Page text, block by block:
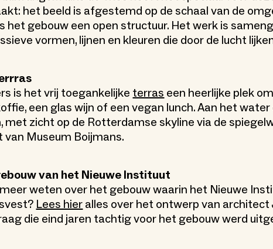
het beeld is afgestemd op de schaal van de
het gebouw een open structuur. Het werk is
vormen, lijnen en kleuren die door de lucht
is het vrij toegankelijke terras een heerlijke plek
een glas wijn of een vegan lunch. Aan het
met zicht op de Rotterdamse skyline via de
van Museum Boijmans.
van het Nieuwe Instituut
weten over het gebouw waarin het Nieuwe
Lees hieralles over het ontwerp van architect
die eind jaren tachtig voor het gebouw werd